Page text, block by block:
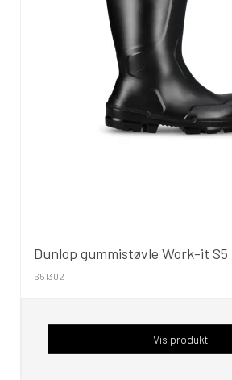
Dunlop gummistøvle Work-it S5
651302
Vis produkt